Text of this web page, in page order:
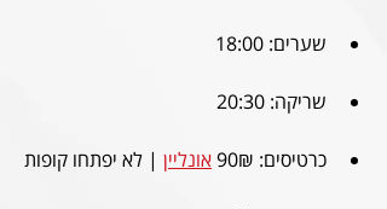
שערים: 18:00
שריקה: 20:30
כרטיסים: 90₪ אונליין | לא יפתחו קופות